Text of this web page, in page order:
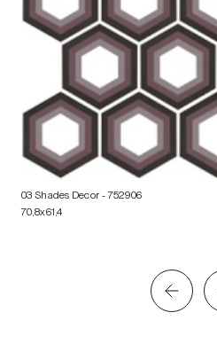
03 Shades Decor- 752906
70,8x61,4